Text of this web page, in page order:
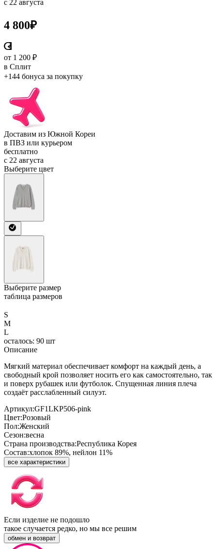
с 22 августа
4 800₽
от 1 200 ₽
в Сплит
+144 бонуса за покупку
Доставим из Южной Кореи
в ПВЗ или курьером
бесплатно
с 22 августа
Выберите цвет
Выберите размер
таблица размеров
S
M
L
осталось: 90 шт
Описание
Мягкий материал обеспечивает комфорт на каждый день, а
свободный крой позволяет носить его как самостоятельно, так
и поверх рубашек или футболок. Спущенная линия плеча
создаёт расслабленный силуэт.
Артикул:GF1LKP506-pink
Цвет:Розовый
Пол:Женский
Сезон:весна
Страна производства:Республика Корея
Состав:хлопок 89%, нейлон 11%
все характеристики
Если изделие не подошло
такое случается редко, но мы все решим
обмен и возврат